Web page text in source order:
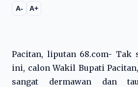
A- A+
Pacitan, liputan 68.com- Tak
ini, calon Wakil Bupati
sangat dermawan dan